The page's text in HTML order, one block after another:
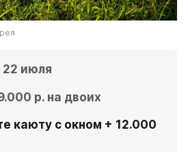
22 июля
р. на двоих
каюту с окном + 12.000